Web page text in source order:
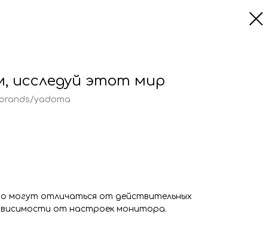
исследуй этот мир
yadoma
могут отличаться от действительных
от настроек монитора.